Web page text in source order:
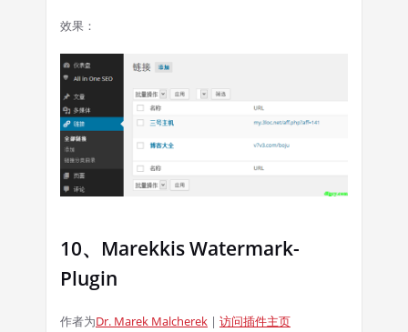
效果：
10、Marekkis Watermark-
Plugin
作者为Dr. Marek Malcherek | 访问插件主页